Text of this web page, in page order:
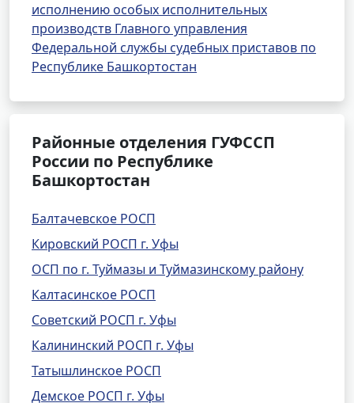
исполнению особых исполнительных
производств Главного управления
Федеральной службы судебных приставов по
Республике Башкортостан
Районные отделения ГУФССП
России по Республике
Башкортостан
Балтачевское РОСП
Кировский РОСП г. Уфы
ОСП по г. Туймазы и Туймазинскому району
Калтасинское РОСП
Советский РОСП г. Уфы
Калининский РОСП г. Уфы
Татышлинское РОСП
Демское РОСП г. Уфы